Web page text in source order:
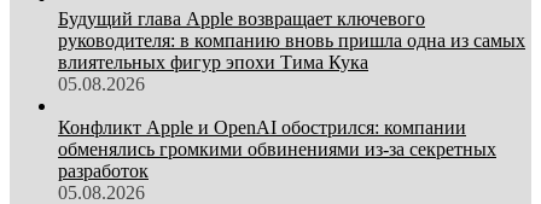
Будущий глава Apple возвращает ключевого
руководителя: в компанию вновь пришла одна из самых
влиятельных фигур эпохи Тима Кука
05.08.2026
Конфликт Apple и OpenAI обострился: компании
обменялись громкими обвинениями из-за секретных
разработок
05.08.2026